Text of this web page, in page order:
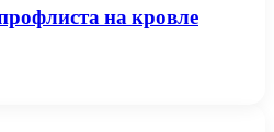
на кровле